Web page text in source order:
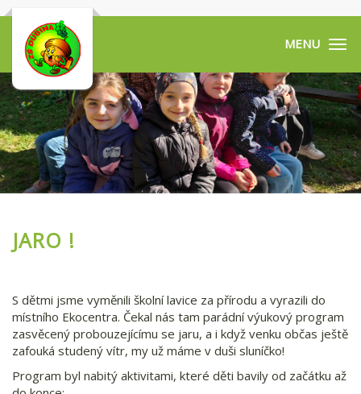
JARO !
S dětmi jsme vyměnili školní lavice za přírodu a vyrazili do
místního Ekocentra. Čekal nás tam parádní výukový program
zasvěcený probouzejícímu se jaru, a i když venku občas ještě
zafouká studený vítr, my už máme v duši sluníčko!
Program byl nabitý aktivitami, které děti bavily od začátku až